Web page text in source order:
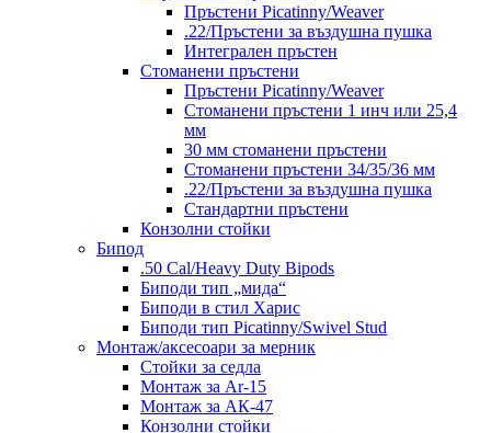
Пръстени Picatinny/Weaver
.22/Пръстени за въздушна пушка
Интегрален пръстен
Стоманени пръстени
Пръстени Picatinny/Weaver
Стоманени пръстени 1 инч или 25,4
мм
30 мм стоманени пръстени
Стоманени пръстени 34/35/36 мм
.22/Пръстени за въздушна пушка
Стандартни пръстени
Конзолни стойки
Бипод
.50 Cal/Heavy Duty Bipods
Биподи тип „мида“
Биподи в стил Харис
Биподи тип Picatinny/Swivel Stud
Монтаж/аксесоари за мерник
Стойки за седла
Монтаж за Ar-15
Монтаж за АК-47
Конзолни стойки